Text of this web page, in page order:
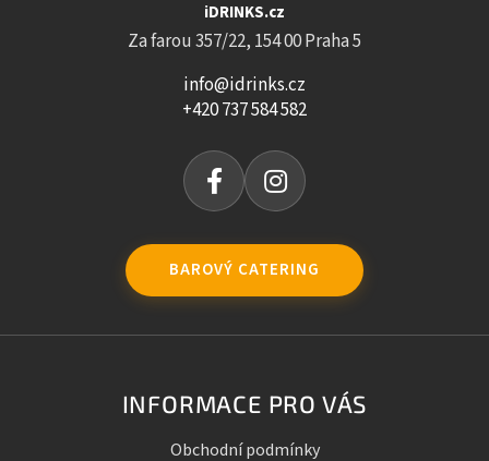
iDRINKS.cz
Za farou 357/22, 154 00 Praha 5
info@idrinks.cz
+420 737 584 582
BAROVÝ CATERING
INFORMACE PRO VÁS
Obchodní podmínky